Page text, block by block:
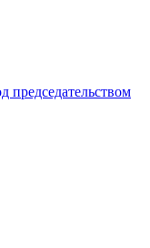
председательством